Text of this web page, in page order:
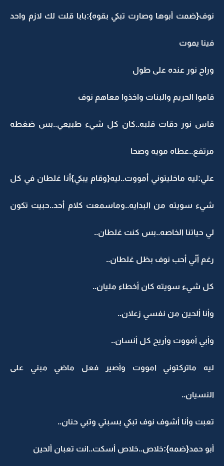
نوف{ضمت أبوها وصارت تبكي بقوه}:بابا قلت لك لازم واحد
فينا يموت
وراح نور عنده على طول
قاموا الحريم والبنات واخذوا معاهم نوف
قاس نور دقات قلبه..كان كل شيء طبيعي..بس ضغطه
مرتفع..عطاه مويه وصحا
علي:ليه ماخليتوني أمووت..ليه{وقام يبكي}أنا غلطان في كل
شيء سويته من البدايه..وماسمعت كلام أحد..حبيت تكون
لي حياتنا الخاصه..بس كنت غلطان..
رغم أنّي أحب نوف بظل غلطان..
كل شيء سويته كان أخطاء مليان..
وأنا ألحين من نفسي زعلان..
وأبي أمووت وأريح كل أنسان..
ليه ماتركتوني امووت وأصير فعل ماضي مبني على
النسيان..
تعبت وأنا أشوف نوف تبكي بسبتي وتبي حنان..
أبو حمد{ضمه}:خلاص..خلاص أسكت..انت تعبان ألحين